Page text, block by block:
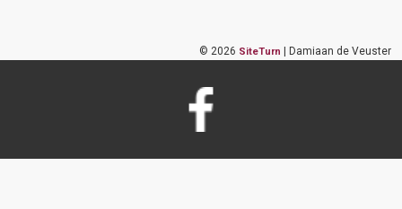
© 2026 SiteTurn | Damiaan de Veuster